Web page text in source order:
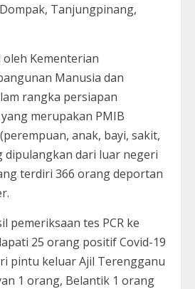
Tanjungpinang,
Kementerian
Manusia dan
rangka persiapan
merupakan PMIB
anak, bayi, sakit,
dipulangkan dari luar negeri
terdiri 366 orang deportan
pemeriksaan tes PCR ke
25 orang positif Covid-19
pintu keluar Ajil Terengganu
1 orang, Belantik 1 orang